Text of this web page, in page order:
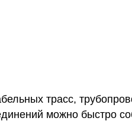
трасс,
можно быстро